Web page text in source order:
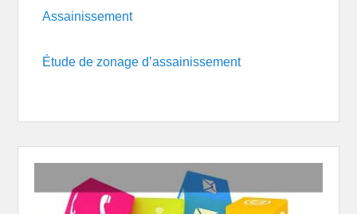
Assainissement
Étude de zonage d’assainissement